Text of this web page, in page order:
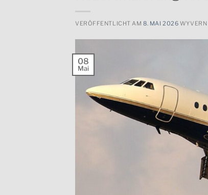
VERÖFFENTLICHT AM8. MAI 2026 WYVERN
08
Mai